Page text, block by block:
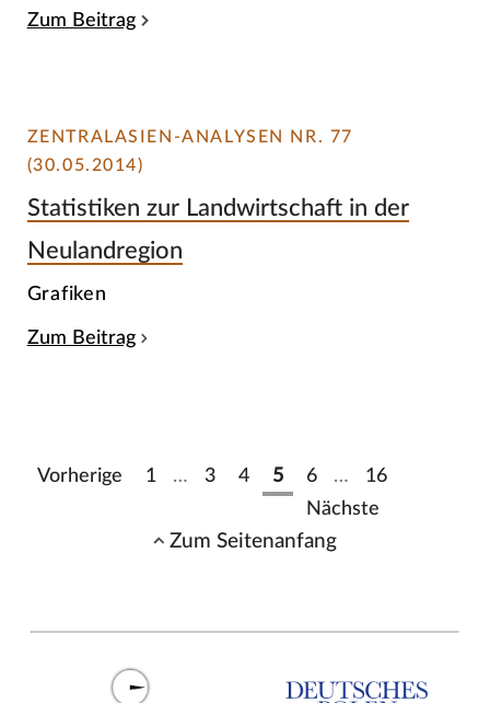
Zum Beitrag
ZENTRALASIEN-ANALYSEN NR. 77
(30.05.2014)
Statistiken zur Landwirtschaft in der
Neulandregion
Grafiken
Zum Beitrag
Vorherige 1 … 3 4 5 6 …
16
Nächste
Zum Seitenanfang